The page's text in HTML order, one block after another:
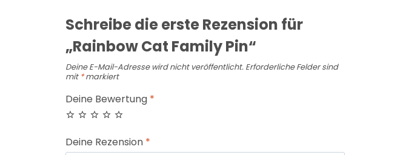
Schreibe die erste Rezension für
„Rainbow Cat Family Pin“
Deine E-Mail-Adresse wird nicht veröffentlicht. Erforderliche Felder sind
mit *markiert
Deine Bewertung *
Deine Rezension *